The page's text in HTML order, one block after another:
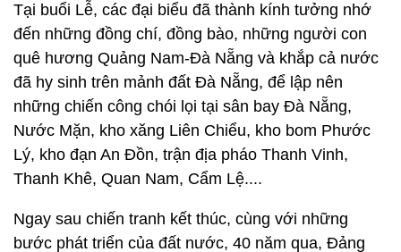
Tại buổi Lễ, các đại biểu đã thành kính tưởng nhớ
đến những đồng chí, đồng bào, những người con
quê hương Quảng Nam-Đà Nẵng và khắp cả nước
đã hy sinh trên mảnh đất Đà Nẵng, để lập nên
những chiến công chói lọi tại sân bay Đà Nẵng,
Nước Mặn, kho xăng Liên Chiểu, kho bom Phước
Lý, kho đạn An Đồn, trận địa pháo Thanh Vinh,
Thanh Khê, Quan Nam, Cẩm Lệ....
Ngay sau chiến tranh kết thúc, cùng với những
bước phát triển của đất nước, 40 năm qua, Đảng